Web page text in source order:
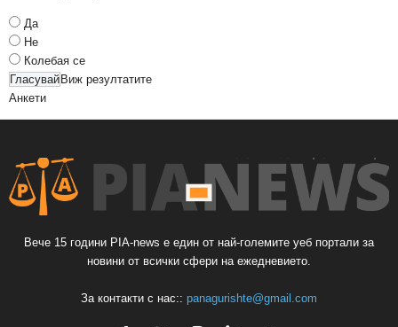
Да
Не
Колебая се
Виж резултатите
Анкети
Вече 15 години PIA-news е един от най-големите уеб портали за
новини от всички сфери на ежедневието.
За контакти с нас:: panagurishte@gmail.com